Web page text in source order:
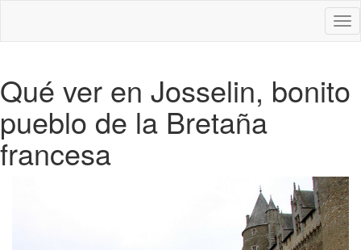
Qué ver en Josselin, bonito
pueblo de la Bretaña
francesa